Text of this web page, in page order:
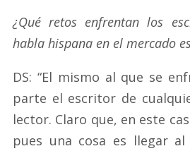
¿Qué retos enfrentan los
habla hispana en el mercado
DS: “El mismo al que se
parte el escritor de
lector. Claro que, en este
pues una cosa es llegar